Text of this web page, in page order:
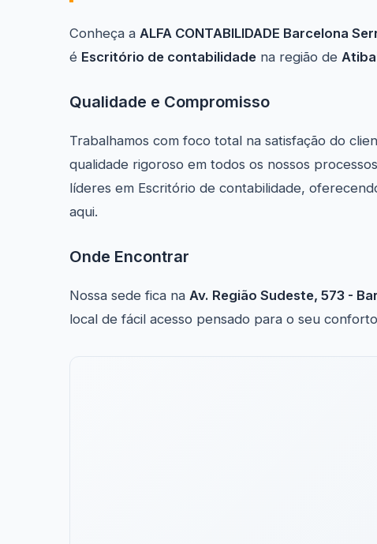
Conheça a ALFA CONTABILIDADE Barcelona
é Escritório de contabilidade na região de
Qualidade e Compromisso
Trabalhamos com foco total na satisfação do
qualidade rigoroso em todos os nossos
líderes em Escritório de contabilidade,
aqui.
Onde Encontrar
Nossa sede fica na Av. Região Sudeste, 573 -
local de fácil acesso pensado para o seu